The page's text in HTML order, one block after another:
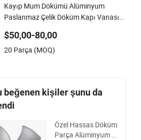
Kayıp Mum Dökümü Alüminyum
Paslanmaz Çelik Döküm Kapı Vanası
Dökümü
$50,00-80,00
20 Parça (MOQ)
beğenen kişiler şunu da
Özel Hassas Döküm
Parça Alüminyum S